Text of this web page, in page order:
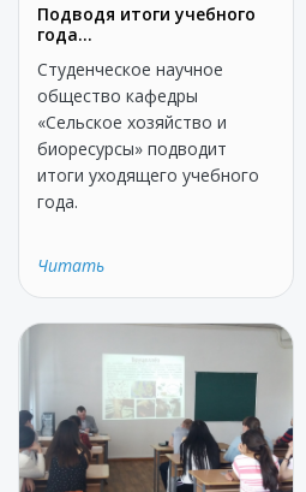
Подводя итоги учебного
года…
Студенческое научное
общество кафедры
«Сельское хозяйство и
биоресурсы» подводит
итоги уходящего учебного
года.
Читать